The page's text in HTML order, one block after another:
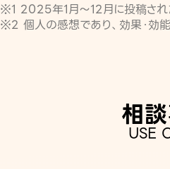
※1 2025年1月〜12月に投稿され
※2 個人の感想であり、効果・効
相
USE